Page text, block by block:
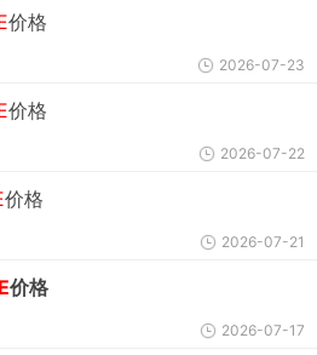
价格
2026-07-23
价格
2026-07-22
价格
2026-07-21
价格
2026-07-17